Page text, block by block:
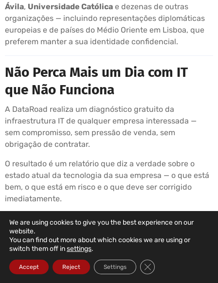
Ávila, Universidade Católica e dezenas de outras
organizações — incluindo representações diplomáticas
europeias e de países do Médio Oriente em Lisboa, que
preferem manter a sua identidade confidencial.
Não Perca Mais um Dia com IT
que Não Funciona
A DataRoad realiza um diagnóstico gratuito da
infraestrutura IT de qualquer empresa interessada —
sem compromisso, sem pressão de venda, sem
obrigação de contratar.
O resultado é um relatório que diz a verdade sobre o
estado atual da tecnologia da sua empresa — o que está
bem, o que está em risco e o que deve ser corrigido
imediatamente.
Se depois de ler o relatório decidir não contratar a
DataRoad, o relatório é seu. Se decidir contratar, começa
na semana seguinte.
É simples assim.
We are using cookies to give you the best experience on our
website.
You can find out more about which cookies we are using or
switch them off insettings.
Accept Reject Settings Close GDPR Cookie